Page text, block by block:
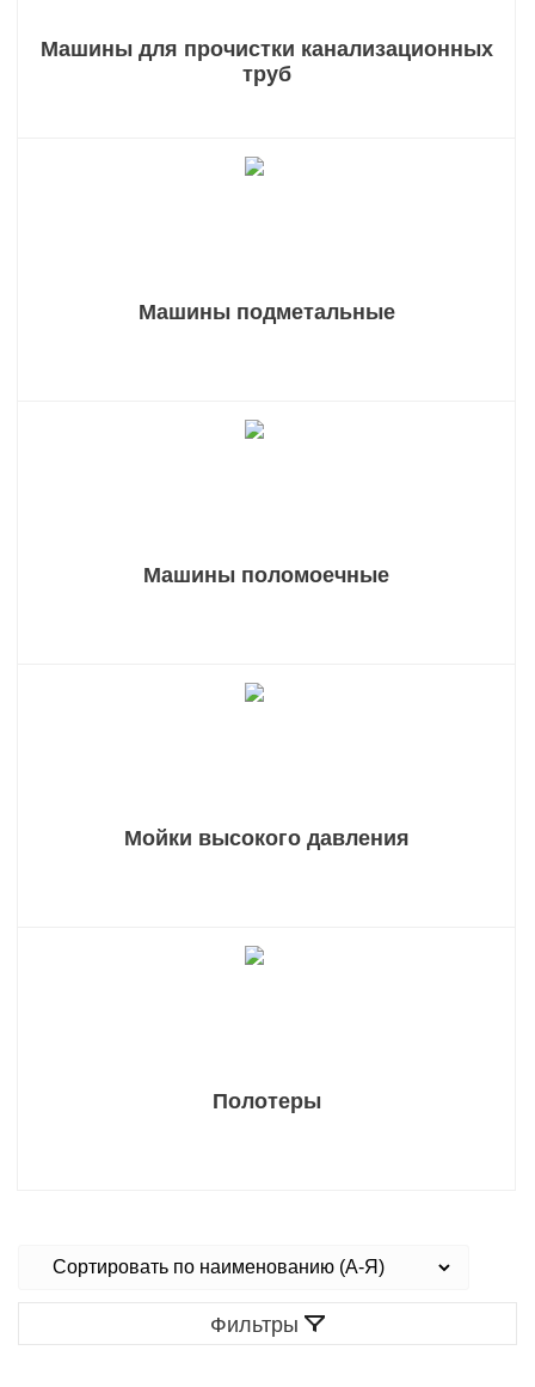
Машины для прочистки канализационных
труб
Машины подметальные
Машины поломоечные
Мойки высокого давления
Полотеры
Фильтры